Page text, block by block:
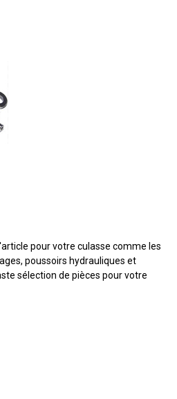
pour votre culasse comme les
poussoirs hydrauliques et
sélection de pièces pour votre